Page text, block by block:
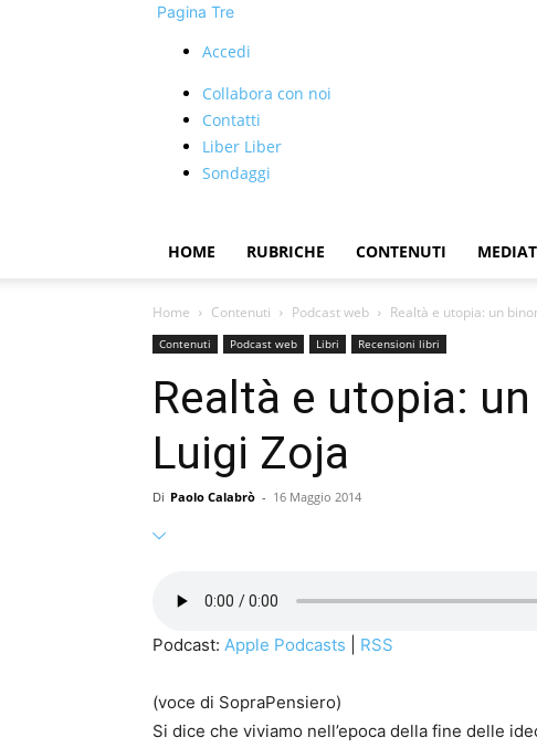
Pagina Tre
Accedi
Collabora con noi
Contatti
Liber Liber
Sondaggi
HOME RUBRICHE CONTENUTI
Home Contenuti Podcast web Realtà e utopia: un
Contenuti Podcast web Libri Recensioni libri
Realtà e utopia:
Luigi Zoja
Di Paolo Calabrò - 16 Maggio 2014
Podcast: Apple Podcasts RSS
(voce di SopraPensiero)
Si dice che viviamo nell’epoca della fine delle